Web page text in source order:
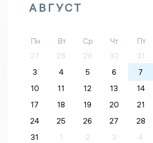
АВГУСТ
Пн Вт Ср Чт Пт
27
28 29 30 31
3
4 5 6 7
10
11 12 13 14
17
18 19 20 21
24
25 26 27 28
31
1 2 3 4